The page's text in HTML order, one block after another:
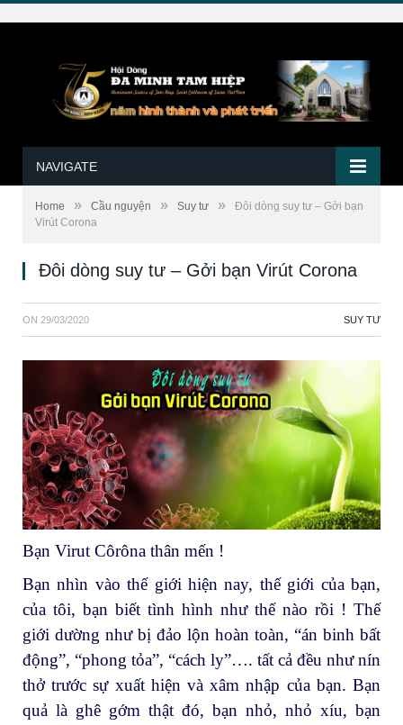
NAVIGATE
Home » Cầu nguyện » Suy tư »
Đôi dòng suy tư – Gởi bạn
Virút Corona
Đôi dòng suy tư – Gởi bạn Virút Corona
ON 29/03/2020 SUY TƯ
Bạn Virut Côrôna thân mến !
Bạn nhìn vào thế giới hiện nay, thế giới của bạn,
của tôi, bạn biết tình hình như thế nào rồi ! Thế
giới dường như bị đảo lộn hoàn toàn, “án binh bất
động”, “phong tỏa”, “cách ly”…. tất cả đều như nín
thở trước sự xuất hiện và xâm nhập của bạn. Bạn
quả là ghê gớm thật đó, bạn nhỏ, nhỏ xíu, bạn